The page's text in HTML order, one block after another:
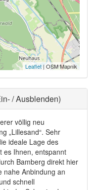
Leaflet| OSM Mapnik
/ Ausblenden)
völlig neu
„Lillesand“. Sehr
ideale Lage des
es Ihnen, entspannt
Bamberg direkt hier
nahe Anbindung an
schnell